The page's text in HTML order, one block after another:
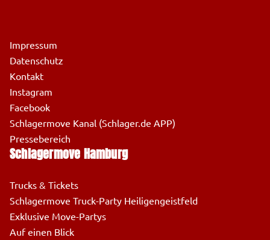
Impressum
Datenschutz
Kontakt
Instagram
Facebook
Schlagermove Kanal (Schlager.de APP)
Pressebereich
Schlagermove Hamburg
Trucks & Tickets
Schlagermove Truck-Party Heiligengeistfeld
Exklusive Move-Partys
Auf einen Blick